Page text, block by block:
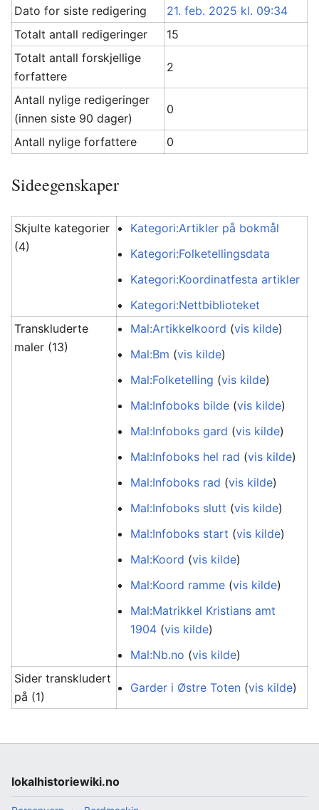
Dato for siste redigering
21. feb. 2025 kl. 09:34
Totalt antall redigeringer
15
Totalt antall forskjellige
forfattere
2
Antall nylige redigeringer
(innen siste 90 dager)
0
Antall nylige forfattere 0
Sideegenskaper
Skjulte kategorier
(4)
Kategori:Artikler på bokmål
Kategori:Folketellingsdata
Kategori:Koordinatfesta artikler
Kategori:Nettbiblioteket
Transkluderte
maler (13)
Mal:Artikkelkoord (vis kilde)
Mal:Bm (vis kilde)
Mal:Folketelling (vis kilde)
Mal:Infoboks bilde (vis kilde)
Mal:Infoboks gard (vis kilde)
Mal:Infoboks hel rad (vis kilde)
Mal:Infoboks rad (vis kilde)
Mal:Infoboks slutt (vis kilde)
Mal:Infoboks start (vis kilde)
Mal:Koord (vis kilde)
Mal:Koord ramme (vis kilde)
Mal:Matrikkel Kristians amt
1904 (vis kilde)
Mal:Nb.no (vis kilde)
Sider transkludert
på (1)
Garder i Østre Toten (vis kilde)
lokalhistoriewiki.no